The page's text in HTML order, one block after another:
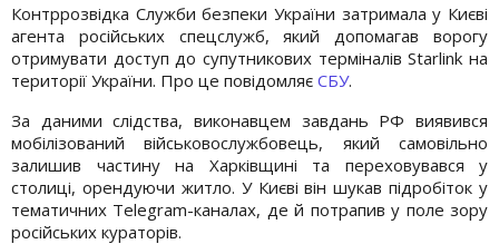
Контррозвідка Служби безпеки України затримала у Києві
агента російських спецслужб, який допомагав ворогу
отримувати доступ до супутникових терміналів Starlink на
території України. Про це повідомляє СБУ.
За даними слідства, виконавцем завдань РФ виявився
мобілізований військовослужбовець, який самовільно
залишив частину на Харківщині та переховувався у
столиці, орендуючи житло. У Києві він шукав підробіток у
тематичних Telegram-каналах, де й потрапив у поле зору
російських кураторів.